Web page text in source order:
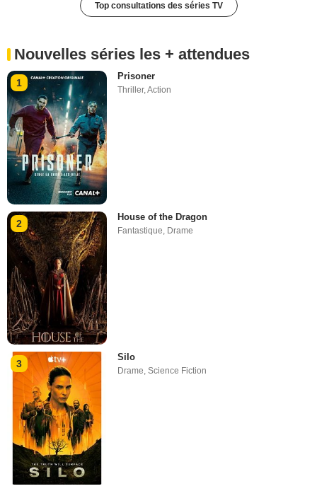
Top consultations des séries TV
Nouvelles séries les + attendues
1
Prisoner
Thriller,Action
2
House of the Dragon
Fantastique Drame
3
Silo
Drame,Science Fiction